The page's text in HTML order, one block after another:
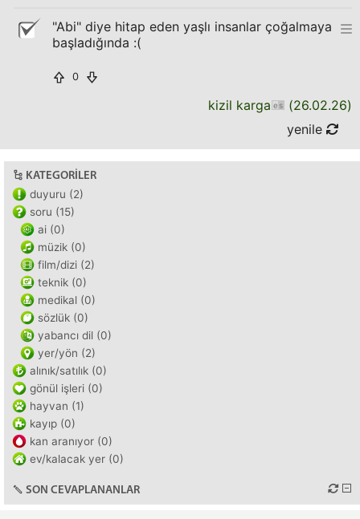
"Abi" diye hitap eden yaşlı insanlar çoğalmaya
başladığında :(
0
kizil karga (26.02.26)
yenile
KATEGORILER
duyuru (2)
soru (15)
ai (0)
müzik (0)
film/dizi (2)
teknik (0)
medikal (0)
sözlük (0)
yabancı dil (0)
yer/yön (2)
alınık/satılık (0)
gönül işleri (0)
hayvan (1)
kayıp (0)
kan aranıyor (0)
ev/kalacak yer (0)
SON CEVAPLANANLAR